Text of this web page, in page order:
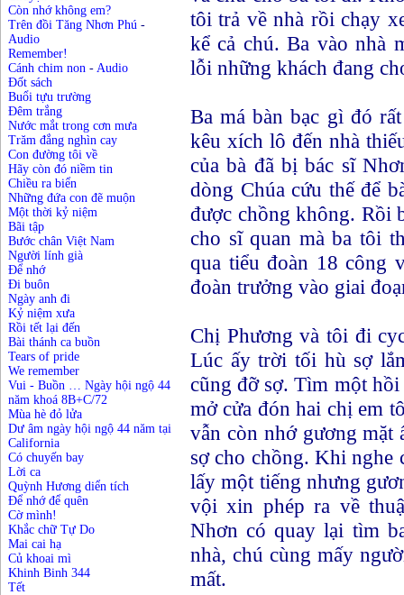
Còn nhớ không em?
Trên đồi Tăng Nhơn Phú -
Audio
Remember!
Cánh chim non - Audio
Đốt sách
Buổi tựu trường
Đêm trắng
Nước mắt trong cơn mưa
Trăm đắng nghìn cay
Con đường tôi về
Hãy còn đó niềm tin
Chiều ra biển
Những đứa con đẽ muộn
Một thời kỷ niệm
Bãi tập
Bước chân Việt Nam
Người lính già
Để nhớ
Đi buôn
Ngày anh đi
Kỷ niệm xưa
Rồi tết lại đến
Bài thánh ca buồn
Tears of pride
We remember
Vui - Buồn … Ngày hội ngộ 44
năm khoá 8B+C/72
Mùa hè đỏ lửa
Dư âm ngày hội ngộ 44 năm tại
California
Có chuyến bay
Lời ca
Quỳnh Hương diển tích
Để nhớ để quên
Cờ mình!
Khắc chữ Tự Do
Mai cai hạ
Củ khoai mì
Khinh Binh 344
Tết
tôi trả về nhà rồi chạy
kể cả chú. Ba vào nhà
lỗi những khách đang
Ba má bàn bạc gì đó
kêu xích lô đến nhà
của bà đã bị bác sĩ
dòng Chúa cứu thế để
được chồng không. Rồi
cho sĩ quan mà ba tôi
qua tiểu đoàn 18 công
đoàn trưởng vào giai
Chị Phương và tôi đi
Lúc ấy trời tối hù sợ
cũng đỡ sợ. Tìm một
mở cửa đón hai chị em
vẫn còn nhớ gương mặt
sợ cho chồng. Khi nghe
lấy một tiếng nhưng
vội xin phép ra về
Nhơn có quay lại tìm
nhà, chú cùng mấy
mất.